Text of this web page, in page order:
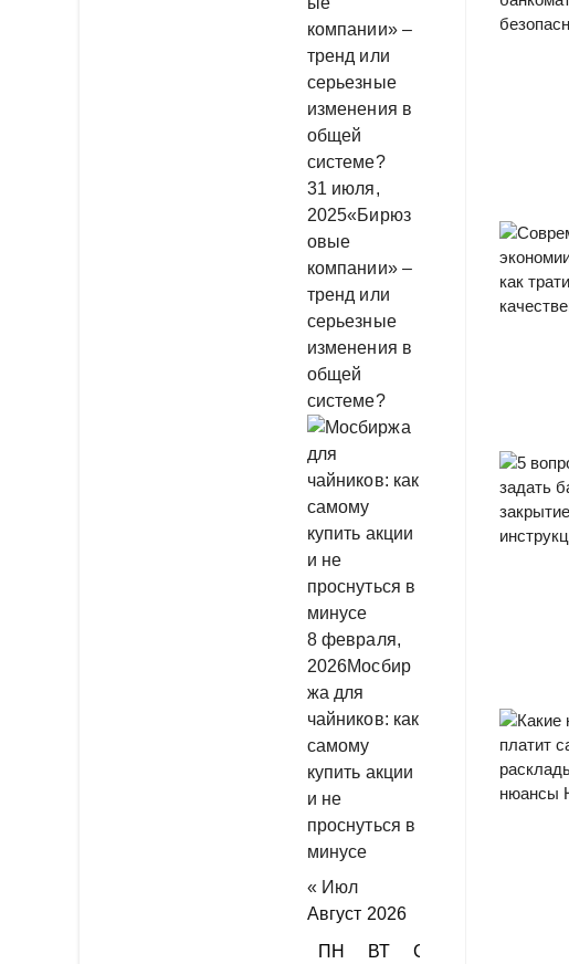
31 июля,
2025«Бирюз
овые
компании» –
тренд или
серьезные
изменения в
общей
системе?
8 февраля,
2026Мосбир
жа для
чайников: как
самому
купить акции
и не
проснуться в
минусе
« Июл
Август 2026
ПН
ВТ СР